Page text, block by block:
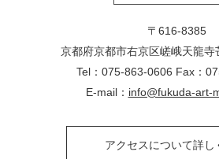
〒616-8385
京都府京都市右京区嵯峨天龍寺
Tel：075-863-0606 Fax：
E-mail： info@fukuda-art-
アクセスについて詳し